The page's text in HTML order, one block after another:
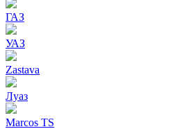
ГАЗ
УАЗ
Zastava
Луаз
Marcos TS